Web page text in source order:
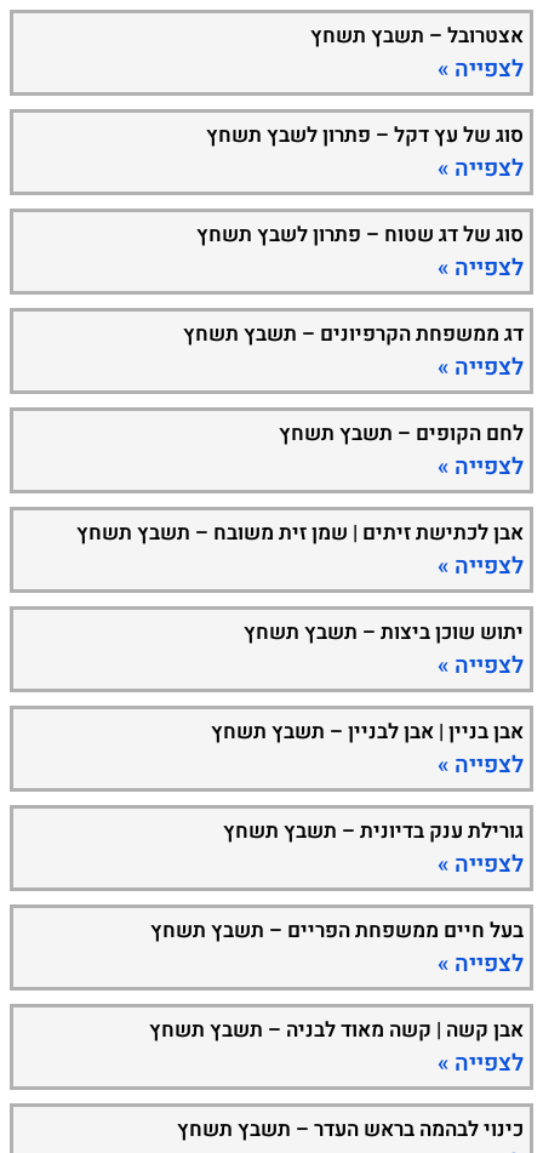
אצטרובל – תשבץ תשחץ
לצפייה »
סוג של עץ דקל – פתרון לשבץ תשחץ
לצפייה »
סוג של דג שטוח – פתרון לשבץ תשחץ
לצפייה »
דג ממשפחת הקרפיונים – תשבץ תשחץ
לצפייה »
לחם הקופים – תשבץ תשחץ
לצפייה »
אבן לכתישת זיתים | שמן זית משובח – תשבץ תשחץ
לצפייה »
יתוש שוכן ביצות – תשבץ תשחץ
לצפייה »
אבן בניין | אבן לבניין – תשבץ תשחץ
לצפייה »
גורילת ענק בדיונית – תשבץ תשחץ
לצפייה »
בעל חיים ממשפחת הפריים – תשבץ תשחץ
לצפייה »
אבן קשה | קשה מאוד לבניה – תשבץ תשחץ
לצפייה »
כינוי לבהמה בראש העדר – תשבץ תשחץ